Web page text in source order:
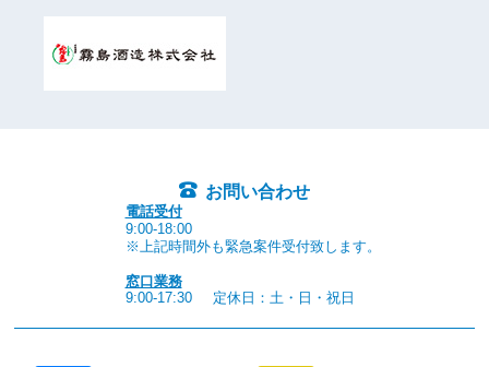
お問い合わせ
電話受付
9:00-18:00
※上記時間外も緊急案件受付致します。
窓口業務
9:00-17:30
定休日：土・日・祝日